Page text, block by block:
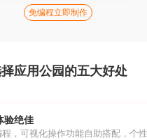
免编程立即制作
应用公园的五大好处
验绝佳
程，可视化操作功能自助搭配，个